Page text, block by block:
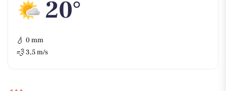
20°
💧 0 mm
💨 3,5 m/s